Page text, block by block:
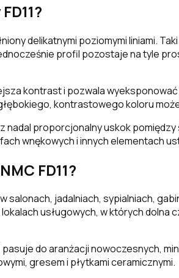
delikatnymi poziomymi liniami.
profil pozostaje na tyle
kontrast i pozwala
kontrastowego koloru
nadal proporcjonalny uskok
wnękowych i innych elementach
FD11?
w salonach, jadalniach, sypialniach,
usługowych, w których
pasuje do aranżacji nowoczesnych,
gresem i płytkami ceramicznymi.